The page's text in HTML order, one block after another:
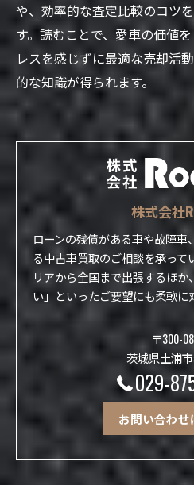
や、効率的な査定比較のコツ
す。読むことで、愛車の価値
レスを感じずに最適な売却活
的な知識が得られます。
株式会社
ローンの残債がある車や故障車
る中古車買取のご相談を承って
リアから全国まで出張するほ
い」といったご要望にも柔軟に
〒300-
茨城県土浦
029-
お問い合わせ